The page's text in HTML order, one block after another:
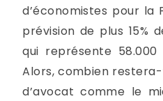
d’économistes pour
prévision de plus 15%
qui représente
Alors, combien
d’avocat comme le